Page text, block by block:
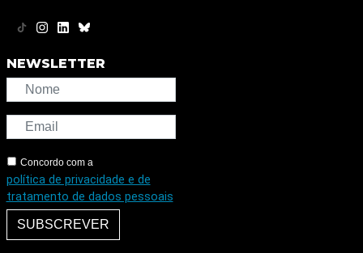
NEWSLETTER
Concordo com a
política de privacidade e de
tratamento de dados pessoais
SUBSCREVER